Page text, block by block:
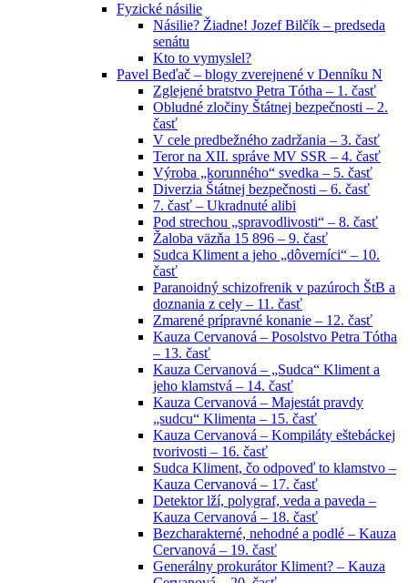
Fyzické násilie
Násilie? Žiadne! Jozef Bilčík – predseda
senátu
Kto to vymyslel?
Pavel Beďač – blogy zverejnené v Denníku N
Zglejené bratstvo Petra Tótha – 1. časť
Obludné zločiny Štátnej bezpečnosti – 2.
časť
V cele predbežného zadržania – 3. časť
Teror na XII. správe MV SSR – 4. časť
Výroba „korunného“ svedka – 5. časť
Diverzia Štátnej bezpečnosti – 6. časť
7. časť – Ukradnuté alibi
Pod strechou „spravodlivosti“ – 8. časť
Žaloba väzňa 15 896 – 9. časť
Sudca Kliment a jeho „dôverníci“ – 10.
časť
Paranoidný schizofrenik v pazúroch ŠtB a
doznania z cely – 11. časť
Zmarené prípravné konanie – 12. časť
Kauza Cervanová – Posolstvo Petra Tótha
– 13. časť
Kauza Cervanová – „Sudca“ Kliment a
jeho klamstvá – 14. časť
Kauza Cervanová – Majestát pravdy
„sudcu“ Klimenta – 15. časť
Kauza Cervanová – Kompiláty eštebáckej
tvorivosti – 16. časť
Sudca Kliment, čo odpoveď to klamstvo –
Kauza Cervanová – 17. časť
Detektor lží, polygraf, veda a paveda –
Kauza Cervanová – 18. časť
Bezcharakterné, nehodné a podlé – Kauza
Cervanová – 19. časť
Generálny prokurátor Kliment? – Kauza